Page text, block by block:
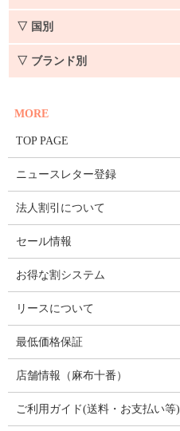
▽ 国別
▽ ブランド別
MORE
TOP PAGE
ニュースレター登録
法人割引について
セール情報
お得な割システム
リースについて
最低価格保証
店舗情報（麻布十番）
ご利用ガイド(送料・お支払い等)